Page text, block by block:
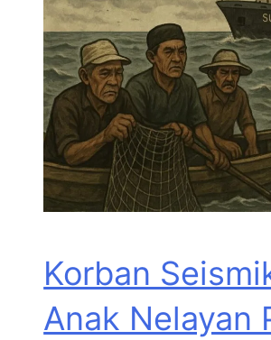
Korban
Anak Nelayan